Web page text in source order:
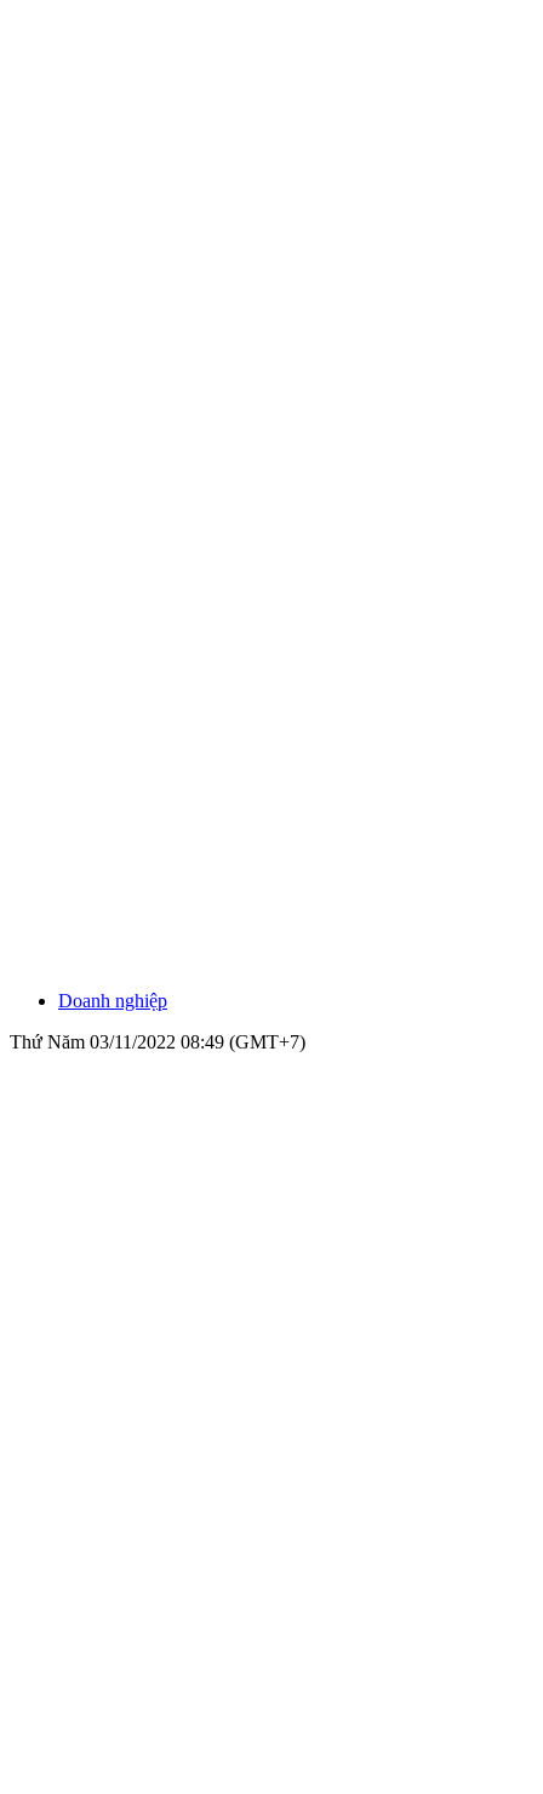
Doanh nghiệp
Thứ Năm 03/11/2022 08:49 (GMT+7)